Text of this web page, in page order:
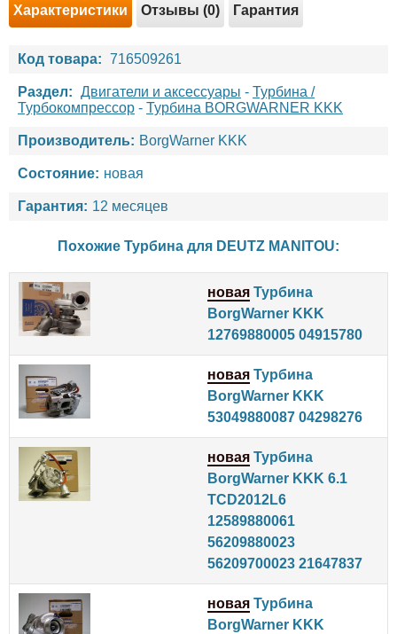
Характеристики Отзывы (0) Гарантия
Код товара: 716509261
Раздел: Двигатели и аксессуары - Турбина /
Турбокомпрессор - Турбина BORGWARNER KKK
Производитель: BorgWarner KKK
Состояние: новая
Гарантия: 12 месяцев
Похожие Турбина для DEUTZ MANITOU:
новая Турбина
BorgWarner KKK
12769880005 04915780
новая Турбина
BorgWarner KKK
53049880087 04298276
новая Турбина
BorgWarner KKK 6.1
TCD2012L6
12589880061
56209880023
56209700023 21647837
новая Турбина
BorgWarner KKK